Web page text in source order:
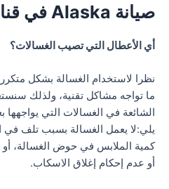
صيانة Alaska في قنا
أي الأعطال التي تصيب الغسالات؟
نظرا لاستخدام الغسالة بشكل
ما تواجه مشاكل تقنية، ولذلك
الشائعة في الغسالات التي
يلي:لا يعمل الغسالة بسبب تلف في
كمية الملابس في حوض الغسالة،
أو عدم إحكام إغلاق الاسكاب.